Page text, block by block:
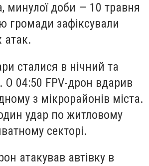
минулої доби — 10 травня
громади зафіксували
атак.
сталися в нічний та
О 04:50 FPV-дрон вдарив
з мікрорайонів міста.
удар по житловому
секторі.
атакував автівку в